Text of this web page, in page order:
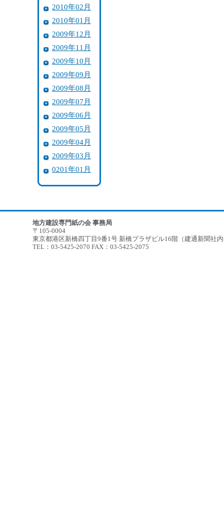
2010年02月
2010年01月
2009年12月
2009年11月
2009年10月
2009年09月
2009年08月
2009年07月
2009年06月
2009年05月
2009年04月
2009年03月
0201年01月
地方建設専門紙の会 事務局
〒105-0004
東京都港区新橋四丁目9番1号 新橋プラザビル16階（建通新聞社
TEL：03-5425-2070 FAX：03-5425-2075